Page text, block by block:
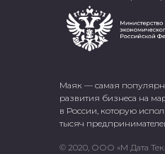
Маяк — самая
развития бизнеса на
в России, которую
тысяч
© 2020, ООО «М Дата